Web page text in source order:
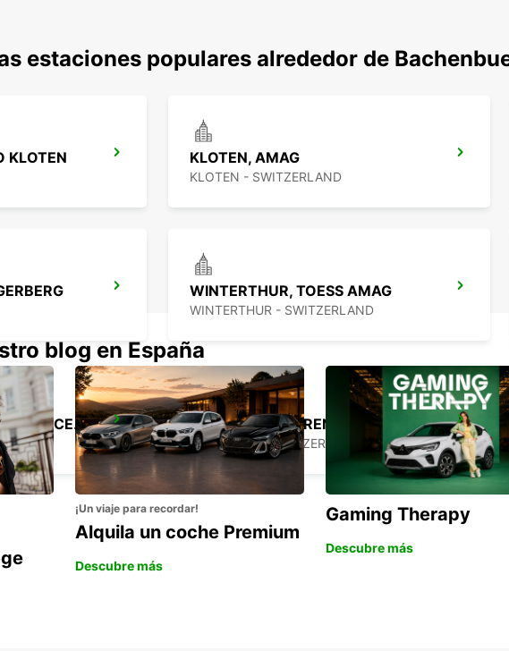
estaciones populares alrededor de
KLOTEN KLOTEN, AMAG
KLOTEN - SWITZERLAND
WINTERTHUR, TOESS AMAG
WINTERTHUR - SWITZERLAND
ZURICH, CENTRO, ESTACION CENTRAL ZURICH, SCHLIEREN, AMAG
SCHLIEREN - SWITZERLAND
blog en España
¡Un viaje para recordar!
Alquila un coche Premium
Descubre más
Gaming Therapy
Descubre más